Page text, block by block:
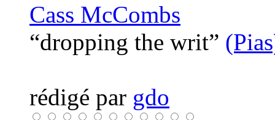
Cass McCombs
“dropping the writ”
rédigé par gdo